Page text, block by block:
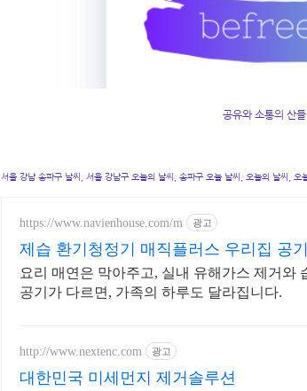
공유와 소통의 산
서울 강남 송파구 날씨, 서울 강남구 오늘의 날씨, 송파구 오늘 날씨, 오늘의 날씨,
https://www.navienhouse.com/m 광고
제습 환기청정기 매직플러스 우리집 공
요리 매연은 막아주고, 실내 유해가스 제거와
공기가 다르면, 가족의 하루도 달라집니다.
http://www.nextenc.com 광고
대한민국 미세먼지 제거솔루션